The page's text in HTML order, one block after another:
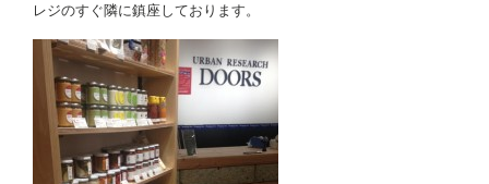
レジのすぐ隣に鎮座しております。